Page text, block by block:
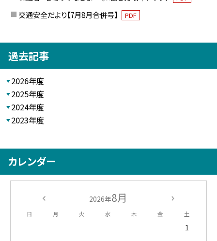
交通安全だより【7月8月合併号】 PDF
過去記事
2026年度
2025年度
2024年度
2023年度
カレンダー
2026年8月
日 月 火 水 木 金 土
1